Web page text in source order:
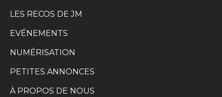
LES RECOS DE JM
EVÉNEMENTS
NUMÉRISATION
PETITES ANNONCES
À PROPOS DE NOUS